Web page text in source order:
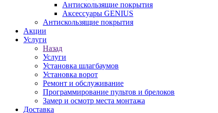
Антискользящие покрытия
Аксессуары GENIUS
Антискользящие покрытия
Акции
Услуги
Назад
Услуги
Установка шлагбаумов
Установка ворот
Ремонт и обслуживание
Программирование пультов и брелоков
Замер и осмотр места монтажа
Доставка